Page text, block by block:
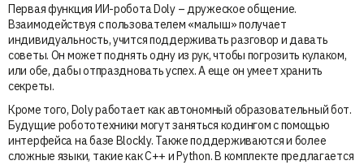
Первая функция ИИ-робота Doly – дружеское общение.
Взаимодействуя с пользователем «малыш» получает
индивидуальность, учится поддерживать разговор и давать
советы. Он может поднять одну из рук, чтобы погрозить кулаком,
или обе, дабы отпраздновать успех. А еще он умеет хранить
секреты.
Кроме того, Doly работает как автономный образовательный бот.
Будущие робототехники могут заняться кодингом с помощью
интерфейса на базе Blockly. Также поддерживаются и более
сложные языки, такие как C++ и Python. В комплекте предлагается